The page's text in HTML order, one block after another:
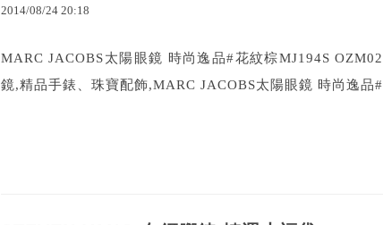
2014/08/24 20:18
MARC JACOBS太陽眼鏡 時尚逸品#花紋棕MJ194S
鏡,精品手錶、珠寶配飾,MARC JACOBS太陽眼鏡 時尚逸品